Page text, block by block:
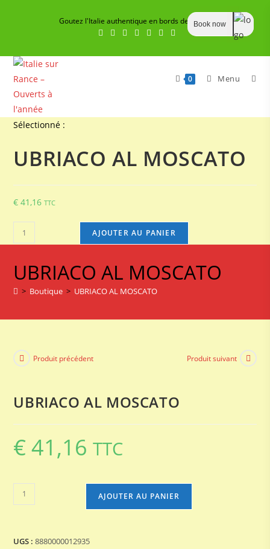
Goutez l'Italie authentique en bords de Rance
0 Menu
Sélectionné :
UBRIACO AL MOSCATO
€ 41,16 TTC
quantité
de
AL
MOSCATO
AJOUTER AU PANIER
UBRIACO AL MOSCATO
> Boutique > UBRIACO AL MOSCATO
Produit précédent Produit suivant
UBRIACO AL MOSCATO
€ 41,16 TTC
quantité
de
AJOUTER AU PANIER
UGS :8880000012935
Book now